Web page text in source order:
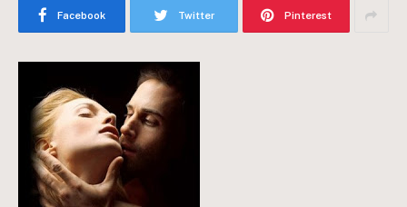
Facebook Twitter Pinterest